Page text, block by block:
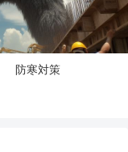
防寒対策